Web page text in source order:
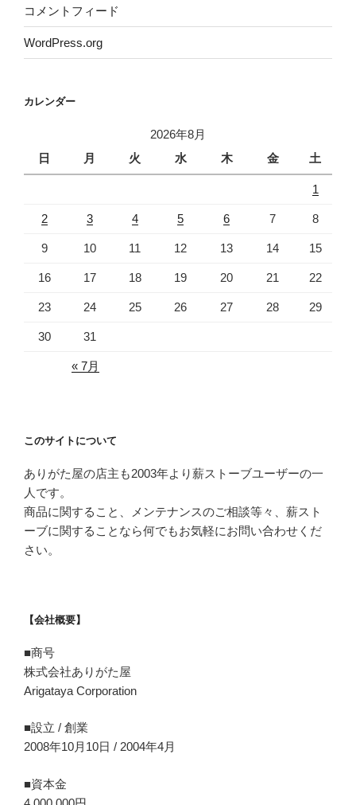
コメントフィード
WordPress.org
カレンダー
2026年8月
日
月 火 水 木 金 土
1
2 3 4 5 6 7 8
9 10 11 12 13 14 15
16 17 18 19 20 21 22
23 24 25 26 27 28 29
30 31
« 7月
このサイトについて
ありがた屋の店主も2003年より薪ストーブユーザーの一
人です。
商品に関すること、メンテナンスのご相談等々、薪スト
ーブに関することなら何でもお気軽にお問い合わせくだ
さい。
【会社概要】
■商号
株式会社ありがた屋
Arigataya Corporation
■設立 / 創業
2008年10月10日 / 2004年4月
■資本金